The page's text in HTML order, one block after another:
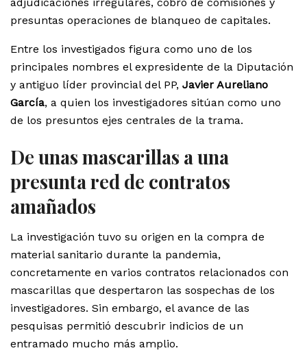
presuntas operaciones de blanqueo de capitales.
Entre los investigados figura como uno de los
principales nombres el expresidente de la Diputación
y antiguo líder provincial del PP, Javier Aureliano
García, a quien los investigadores sitúan como uno
de los presuntos ejes centrales de la trama.
De unas mascarillas a una
presunta red de contratos
amañados
La investigación tuvo su origen en la compra de
material sanitario durante la pandemia,
concretamente en varios contratos relacionados con
mascarillas que despertaron las sospechas de los
investigadores. Sin embargo, el avance de las
pesquisas permitió descubrir indicios de un
entramado mucho más amplio.